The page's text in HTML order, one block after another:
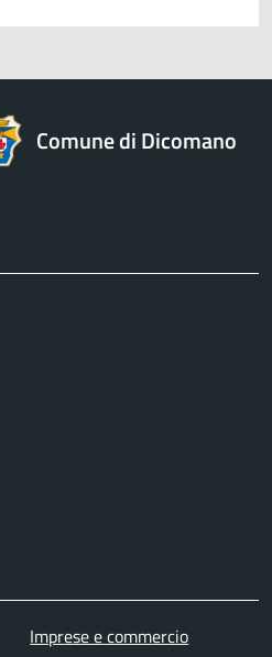
Comune di Dicomano
Imprese e commercio